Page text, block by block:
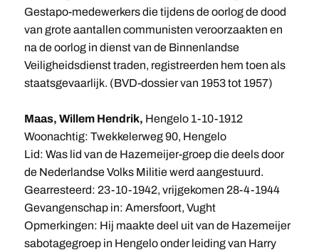
Gestapo-medewerkers die tijdens de oorlog de dood
van grote aantallen communisten veroorzaakten en
na de oorlog in dienst van de Binnenlandse
Veiligheidsdienst traden, registreerden hem toen als
staatsgevaarlijk. (BVD-dossier van 1953 tot 1957)
Maas, Willem Hendrik, Hengelo 1-10-1912
Woonachtig: Twekkelerweg 90, Hengelo
Lid: Was lid van de Hazemeijer-groep die deels door
de Nederlandse Volks Militie werd aangestuurd.
Gearresteerd: 23-10-1942, vrijgekomen 28-4-1944
Gevangenschap in: Amersfoort, Vught
Opmerkingen: Hij maakte deel uit van de Hazemeijer
sabotagegroep in Hengelo onder leiding van Harry